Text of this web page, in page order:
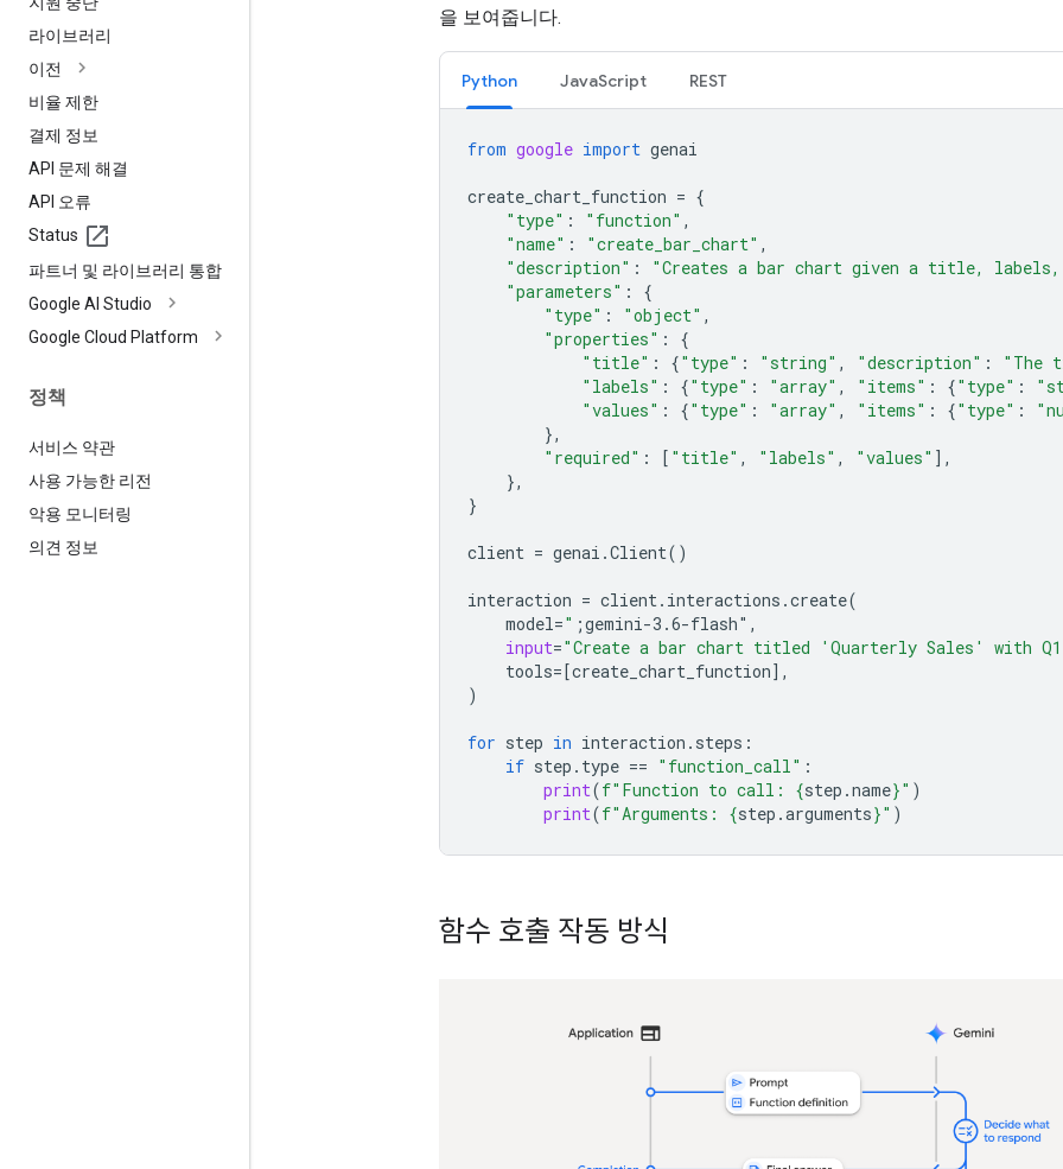
라이브러리
이전
비율 제한
결제 정보
API 문제 해결
API 오류
Status
파트너 및 라이브러리 통합
Google AI Studio
Google Cloud Platform
정책
서비스 약관
사용 가능한 리전
악용 모니터링
의견 정보
을 보여줍니다.
Python JavaScript REST
from google import genai
create_chart_function = {
"type" : "function" ,
"name" : "create_bar_chart" ,
"description" : "Creates a bar chart given a title, labels,
"parameters" :
{
"type" : "object" ,
"properties" :
{
"title" : {"type" : "string" , "description" : "The
"labels" : {"type" : "array" , "items" : {"type" :
"values" : {"type" : "array" , "items" : {"type" :
},
"required" : [ "title" , "labels" , "values" ],
},
}
client = genai .Client()
interaction = client. interactions .create(
model=" ;gemini-3.6-flash" ,
input="Create a bar chart titled 'Quarterly Sales' with Q1:
tools=[create_chart_function],
)
for step in interaction . steps :
if step . type == "function_call" :
print(f"Function to call: {step .name}" )
print(f"Arguments: {step .arguments}" )
함수 호출 작동 방식